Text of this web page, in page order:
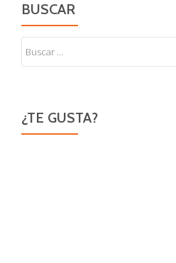
BUSCAR
¿TE GUSTA?